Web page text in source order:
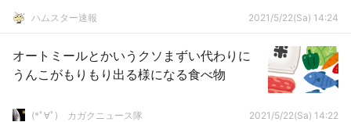
ハムスター速報 2021/5/22(Sa) 14:24
オートミールとかいうクソまずい代わりに
うんこがもりもり出る様になる食べ物
(*ﾟ∀ﾟ)ゞカガクニュース隊 2021/5/22(Sa) 14:22